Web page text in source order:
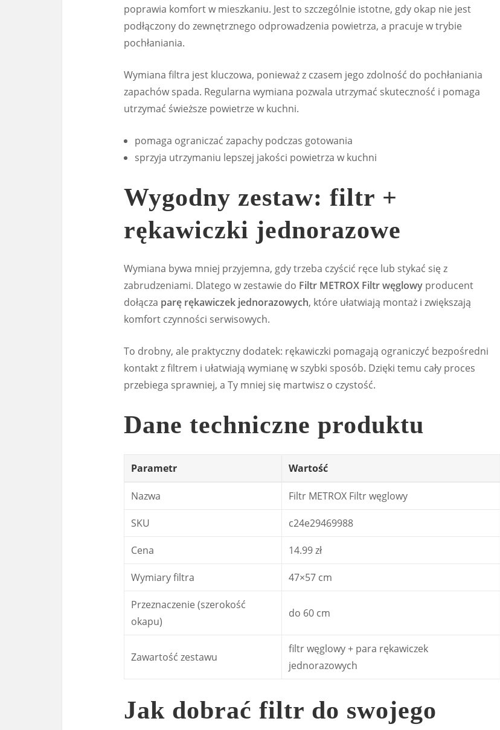
poprawia komfort w mieszkaniu. Jest to szczególnie istotne, gdy okap nie jest
podłączony do zewnętrznego odprowadzenia powietrza, a pracuje w trybie
pochłaniania.
Wymiana filtra jest kluczowa, ponieważ z czasem jego zdolność do pochłaniania
zapachów spada. Regularna wymiana pozwala utrzymać skuteczność i pomaga
utrzymać świeższe powietrze w kuchni.
pomaga ograniczać zapachy podczas gotowania
sprzyja utrzymaniu lepszej jakości powietrza w kuchni
Wygodny zestaw: filtr +
rękawiczki jednorazowe
Wymiana bywa mniej przyjemna, gdy trzeba czyścić ręce lub stykać się z
zabrudzeniami. Dlatego w zestawie do Filtr METROX Filtr węglowy producent
dołącza parę rękawiczek jednorazowych, które ułatwiają montaż i zwiększają
komfort czynności serwisowych.
To drobny, ale praktyczny dodatek: rękawiczki pomagają ograniczyć bezpośredni
kontakt z filtrem i ułatwiają wymianę w szybki sposób. Dzięki temu cały proces
przebiega sprawniej, a Ty mniej się martwisz o czystość.
Dane techniczne produktu
Parametr Wartość
Nazwa Filtr METROX Filtr węglowy
SKU c24e29469988
Cena 14.99 zł
Wymiary filtra 47×57 cm
Przeznaczenie (szerokość
okapu)
do 60 cm
Zawartość zestawu
filtr węglowy + para rękawiczek
jednorazowych
Jak dobrać filtr do swojego